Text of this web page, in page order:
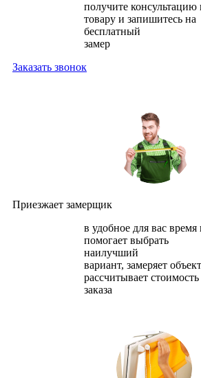
получите консультацию
товару и запишитесь на
бесплатный
замер
Заказать звонок
Приезжает замерщик
в удобное для вас время
помогает выбрать
наилучший
вариант, замеряет
рассчитывает стоимость
заказа